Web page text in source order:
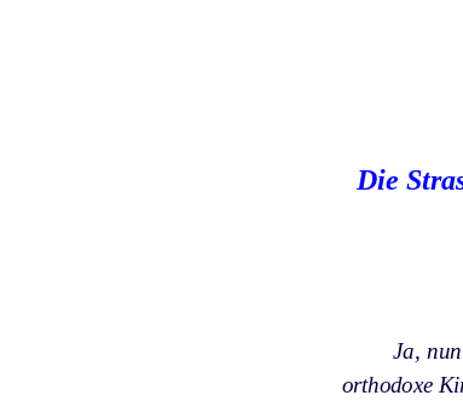
Die
Ja,
orthodoxe